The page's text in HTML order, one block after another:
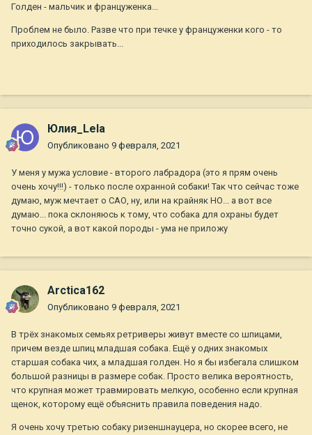
Голден - мальчик и француженка...
Проблем не было. Разве что при течке у француженки кого - то
приходилось закрывать...
Юлия_Lela
Опубликовано 9 февраля, 2021
У меня у мужа условие - второго лабрадора (это я прям очень
очень хочу!!!) - только после охранной собаки! Так что сейчас тоже
думаю, муж мечтает о САО, ну, или на крайняк НО... а вот все
думаю... пока склоняюсь к тому, что собака для охраны будет
точно сукой, а вот какой породы - ума не приложу
Arctica162
Опубликовано 9 февраля, 2021
В трёх знакомых семьях ретриверы живут вместе со шпицами,
причем везде шпиц младшая собака. Ещё у одних знакомых
старшая собака чих, а младшая голден. Но я бы избегала слишком
большой разницы в размере собак. Просто велика вероятность,
что крупная может травмировать мелкую, особенно если крупная
щенок, которому ещё объяснить правила поведения надо.
Я очень хочу третью собаку ризеншнауцера, но скорее всего, не